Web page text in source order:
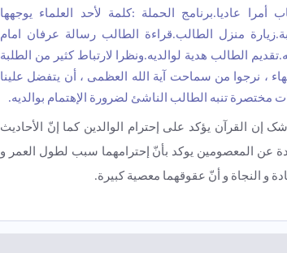
أمرا عادیا.برنامج الحملة :کلمة لأحد العلماء یوجهها
منزل الطالب.قراءة الطالب رسالة عرفان امام
الطالب هدیة لوالدیه.ونظرا لارتباط کثیر من الطلبة
، نرجوا من سماحت آیة الله العظمى ، أن یتفضل علینا
مختصرة تنبه الطالب الناشئ لضرورة الإهتمام بوالدیه.
شک إن القرآن یؤکد علی إحترام الوالدین کما إنّ الأحادیث
عن المعصومین یوکد بأنّ إحترامهما سبب لطول العمر و
و النجاة و أنّ عقوقهما معصیة کبیرة.